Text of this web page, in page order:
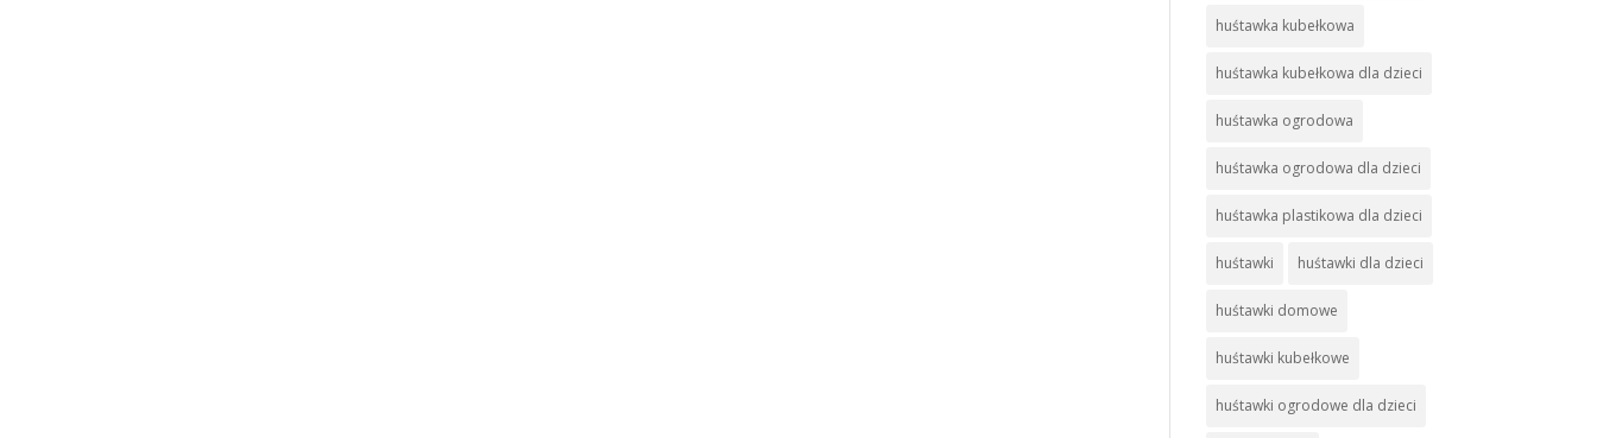
huśtawka kubełkowa
huśtawka kubełkowa dla dzieci
huśtawka ogrodowa
huśtawka ogrodowa dla dzieci
huśtawka plastikowa dla dzieci
huśtawki huśtawki dla dzieci
huśtawki domowe
huśtawki kubełkowe
huśtawki ogrodowe dla dzieci